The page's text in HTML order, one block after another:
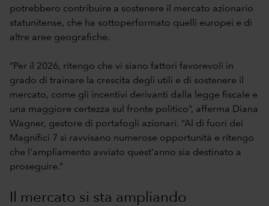
potrebbero contribuire a sostenere il mercato azionario
statunitense, che ha sottoperformato quelli europei e di
altre aree geografiche.
“Per il 2026, ritengo che vi siano fattori favorevoli in
grado di trainare la crescita degli utili e di sostenere il
mercato, come gli incentivi derivanti dalla legge fiscale e
una maggiore certezza sul fronte politico”, afferma Diana
Wagner, gestore di portafogli azionari. “Al di fuori dei
Magnifici 7 si ravvisano numerose opportunità e ritengo
che l'ampliamento avviato quest'anno sia destinato a
proseguire.”
Il mercato si sta ampliando